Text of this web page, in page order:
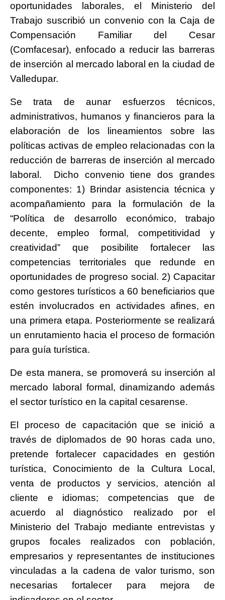
oportunidades laborales, el Ministerio del
Trabajo suscribió un convenio con la Caja de
Compensación Familiar del Cesar
(Comfacesar), enfocado a reducir las barreras
de inserción al mercado laboral en la ciudad de
Valledupar.
Se trata de aunar esfuerzos técnicos,
administrativos, humanos y financieros para la
elaboración de los lineamientos sobre las
políticas activas de empleo relacionadas con la
reducción de barreras de inserción al mercado
laboral. Dicho convenio tiene dos grandes
componentes: 1) Brindar asistencia técnica y
acompañamiento para la formulación de la
“Política de desarrollo económico, trabajo
decente, empleo formal, competitividad y
creatividad” que posibilite fortalecer las
competencias territoriales que redunde en
oportunidades de progreso social. 2) Capacitar
como gestores turísticos a 60 beneficiarios que
estén involucrados en actividades afines, en
una primera etapa. Posteriormente se realizará
un enrutamiento hacia el proceso de formación
para guía turística.
De esta manera, se promoverá su inserción al
mercado laboral formal, dinamizando además
el sector turístico en la capital cesarense.
El proceso de capacitación que se inició a
través de diplomados de 90 horas cada uno,
pretende fortalecer capacidades en gestión
turística, Conocimiento de la Cultura Local,
venta de productos y servicios, atención al
cliente e idiomas; competencias que de
acuerdo al diagnóstico realizado por el
Ministerio del Trabajo mediante entrevistas y
grupos focales realizados con población,
empresarios y representantes de instituciones
vinculadas a la cadena de valor turismo, son
necesarias fortalecer para mejora de